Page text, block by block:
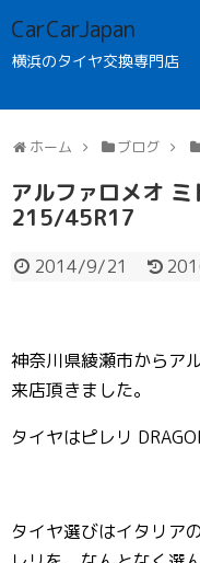
CarCarJapan
横浜のタイヤ交換専門店
ホーム ブログ
アルファロメオ ミ
215/45R17
2014/9/21
神奈川県綾瀬市からア
来店頂きました。
タイヤはピレリ
タイヤ選びはイタリア